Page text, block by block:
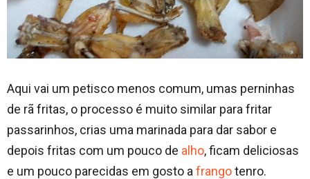
Aqui vai um petisco menos comum, umas perninhas
de rã fritas, o processo é muito similar para fritar
passarinhos, crias uma marinada para dar sabor e
depois fritas com um pouco de alho, ficam deliciosas
e um pouco parecidas em gosto a frangotenro.